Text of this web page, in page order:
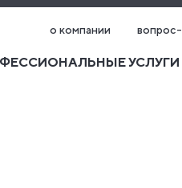
о компании
УСЛУГИ